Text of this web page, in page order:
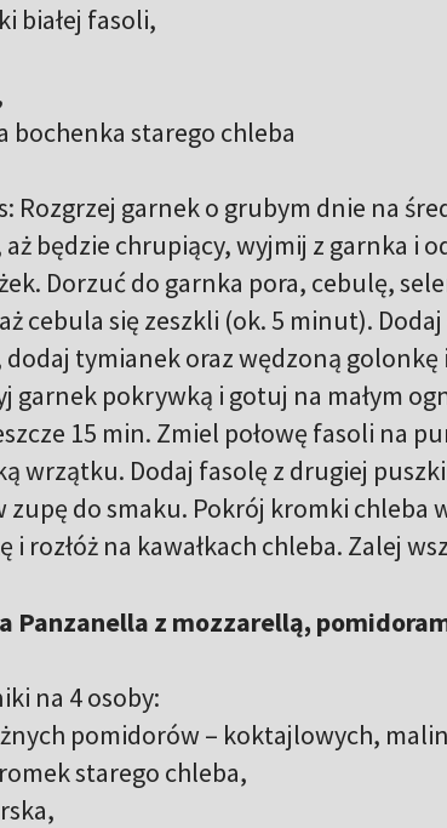
białej fasoli,
bochenka starego chleba
Rozgrzej garnek o grubym dnie na
aż będzie chrupiący, wyjmij z garnka i
Dorzuć do garnka pora, cebulę,
cebula się zeszkli (ok. 5 minut).
tymianek oraz wędzoną
garnek pokrywką i gotuj na małym
15 min. Zmiel połowę fasoli na
wrzątku. Dodaj fasolę z drugiej
zupę do smaku. Pokrój kromki chleba
i rozłóż na kawałkach chleba. Zalej
Panzanella z mozzarellą,
na 4 osoby:
pomidorów – koktajlowych,
starego chleba,